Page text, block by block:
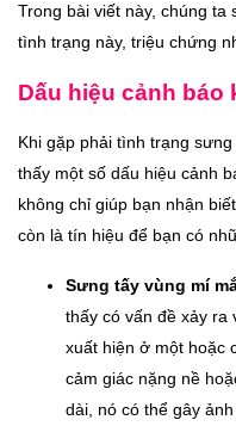
Trong bài viết này, chúng ta
tình trạng này, triệu chứng
Dấu hiệu cảnh
Khi gặp phải tình trạng
thấy một số dấu hiệu cảnh
không chỉ giúp bạn nhận
còn là tín hiệu để bạn có
Sưng tấy vùng mí
thấy có vấn đề xảy ra
xuất hiện ở một hoặc
cảm giác nặng nề
dài, nó có thể gây